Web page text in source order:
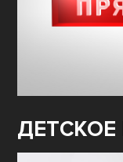
ДЕТСКОЕ